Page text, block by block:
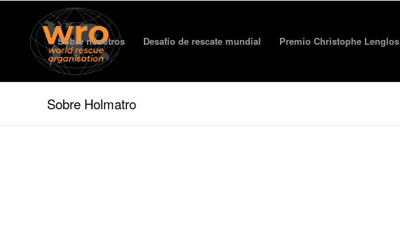
Sobre nosotros Desafío de rescate mundial Premio Christophe Lenglos
Sobre Holmatro